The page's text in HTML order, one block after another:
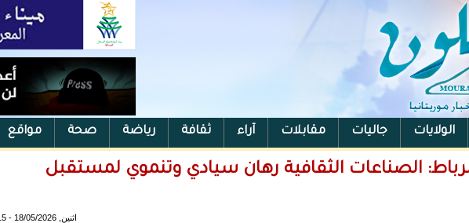
الولايات جاليات مقابلات آراء ثقافة رياضة صحة مواقع
الصناعات الثقافية رهان سيادي وتنموي لمستقبل
اثنين, 18/05/2026 - 12:15